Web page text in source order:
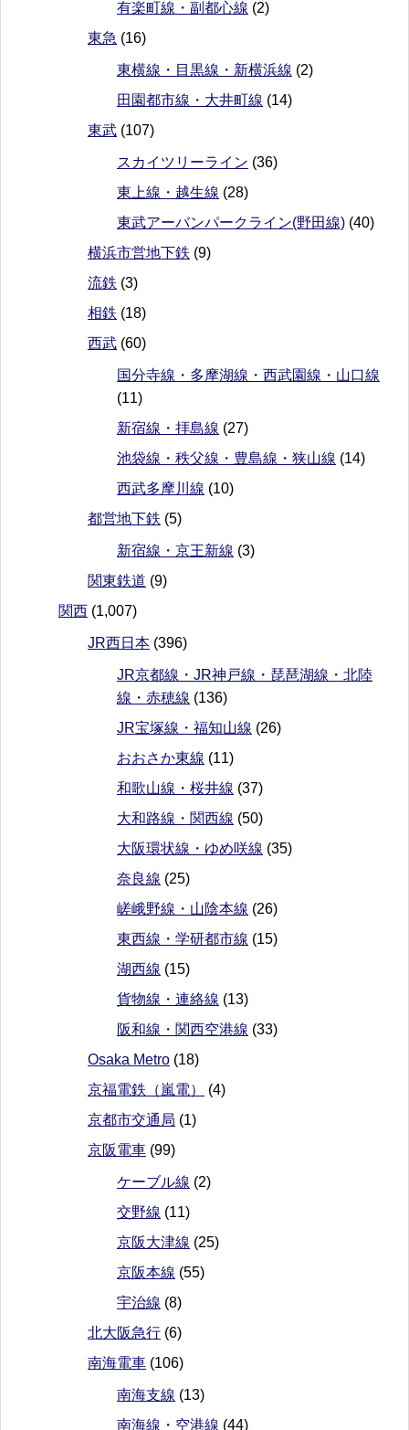
有楽町線・副都心線 (2)
東急 (16)
東横線・目黒線・新横浜線 (2)
田園都市線・大井町線 (14)
東武 (107)
スカイツリーライン (36)
東上線・越生線 (28)
東武アーバンパークライン(野田線) (40)
横浜市営地下鉄 (9)
流鉄 (3)
相鉄 (18)
西武 (60)
国分寺線・多摩湖線・西武園線・山口線
(11)
新宿線・拝島線 (27)
池袋線・秩父線・豊島線・狭山線 (14)
西武多摩川線 (10)
都営地下鉄 (5)
新宿線・京王新線 (3)
関東鉄道 (9)
関西 (1,007)
JR西日本 (396)
JR京都線・JR神戸線・琵琶湖線・北陸
線・赤穂線 (136)
JR宝塚線・福知山線 (26)
おおさか東線 (11)
和歌山線・桜井線 (37)
大和路線・関西線 (50)
大阪環状線・ゆめ咲線 (35)
奈良線 (25)
嵯峨野線・山陰本線 (26)
東西線・学研都市線 (15)
湖西線 (15)
貨物線・連絡線 (13)
阪和線・関西空港線 (33)
Osaka Metro (18)
京福電鉄（嵐電）
(4)
京都市交通局 (1)
京阪電車 (99)
ケーブル線 (2)
交野線 (11)
京阪大津線 (25)
京阪本線 (55)
宇治線 (8)
北大阪急行 (6)
南海電車 (106)
南海支線 (13)
南海線・空港線 (44)